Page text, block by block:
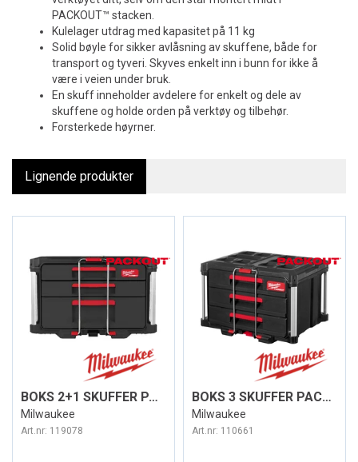
PACKOUT™ stacken.
Kulelager utdrag med kapasitet på 11 kg
Solid bøyle for sikker avlåsning av skuffene, både for
transport og tyveri. Skyves enkelt inn i bunn for ikke å
være i veien under bruk.
En skuff inneholder avdelere for enkelt og dele av
skuffene og holde orden på verktøy og tilbehør.
Forsterkede høyrner.
Lignende produkter
BOKS 2+1 SKUFFER PACKOUT™
Milwaukee
Art.nr: 119078
BOKS 3 SKUFFER PACKOUT™
Milwaukee
Art.nr: 110661